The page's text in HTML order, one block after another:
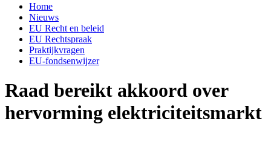
Home
Nieuws
EU Recht en beleid
EU Rechtspraak
Praktijkvragen
EU-fondsenwijzer
Raad bereikt akkoord over
hervorming elektriciteitsmarkt